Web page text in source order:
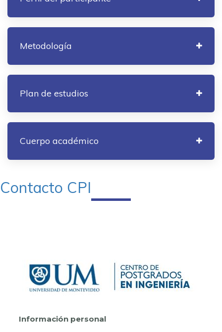
Metodología
Plan de estudios
Cuerpo académico
Contacto CPI
Información personal